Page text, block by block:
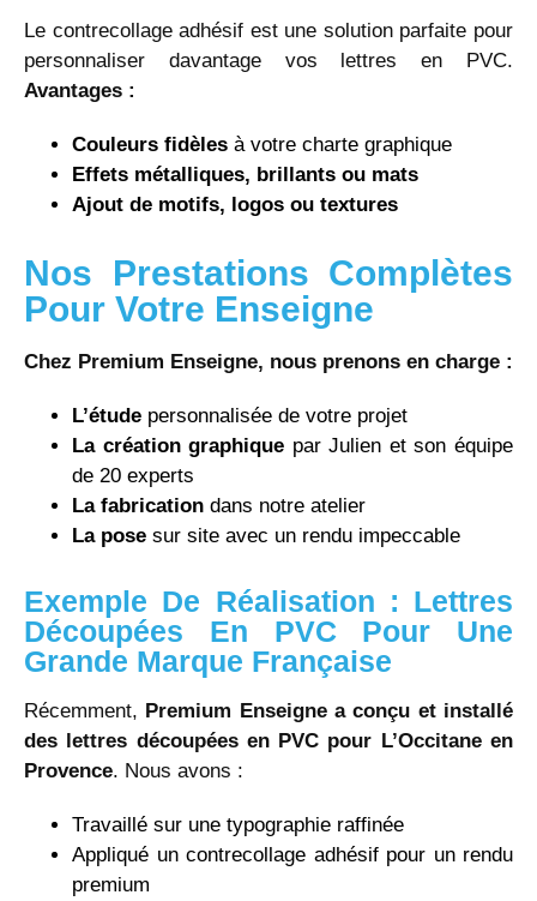
Le contrecollage adhésif est une solution parfaite pour
personnaliser davantage vos lettres en PVC.
Avantages :
Couleurs fidèles à votre charte graphique
Effets métalliques, brillants ou mats
Ajout de motifs, logos ou textures
Nos Prestations Complètes
Pour Votre Enseigne
Chez Premium Enseigne, nous prenons en charge :
L’étude personnalisée de votre projet
La création graphique par Julien et son équipe
de 20 experts
La fabrication dans notre atelier
La pose sur site avec un rendu impeccable
Exemple De Réalisation : Lettres
Découpées En PVC Pour Une
Grande Marque Française
Récemment, Premium Enseigne a conçu et installé
des lettres découpées en PVC pour L’Occitane en
Provence. Nous avons :
Travaillé sur une typographie raffinée
Appliqué un contrecollage adhésif pour un rendu
premium